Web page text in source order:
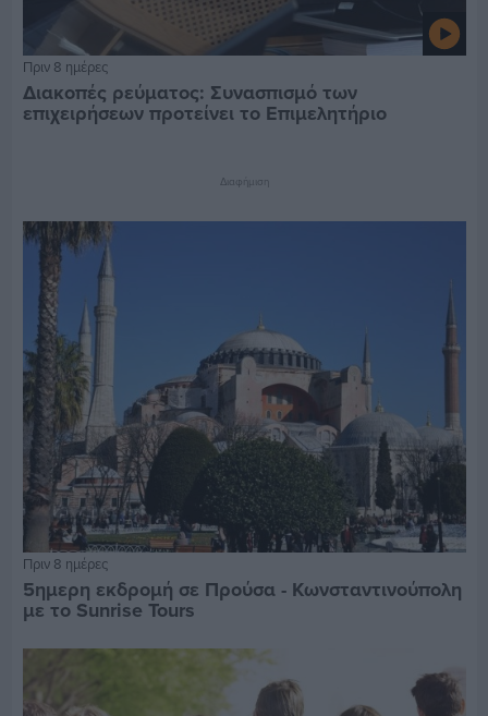
Πριν 8 ημέρες
Διακοπές ρεύματος: Συνασπισμό των
επιχειρήσεων προτείνει το Επιμελητήριο
Διαφήμιση
Πριν 8 ημέρες
5ημερη εκδρομή σε Προύσα - Κωνσταντινούπολη
με το Sunrise Tours